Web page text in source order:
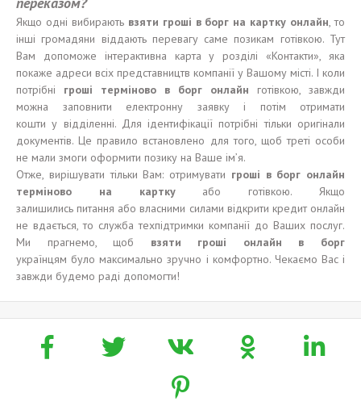
Якщо одні вибирають взяти гроші в борг на картку онлайн, то
інші громадяни віддають перевагу саме позикам готівкою. Тут
Вам допоможе інтерактивна карта у розділі «Контакти», яка
покаже адреси всіх представництв компанії у Вашому місті. І коли
потрібні гроші терміново в борг онлайн готівкою, завжди
можна заповнити електронну заявку і потім отримати
кошти у відділенні. Для ідентифікації потрібні тільки оригінали
документів. Це правило встановлено для того, щоб треті особи
не мали змоги оформити позику на Ваше ім’я.
Отже, вирішувати тільки Вам: отримувати гроші в борг онлайн
терміново на карткуабо готівкою. Якщо
залишились питання або власними силами відкрити кредит онлайн
не вдається, то служба техпідтримки компанії до Ваших послуг.
Ми прагнемо, щоб взяти гроші онлайн
в борг
українцям було максимально зручно і комфортно. Чекаємо Вас і
завжди будемо раді допомогти!